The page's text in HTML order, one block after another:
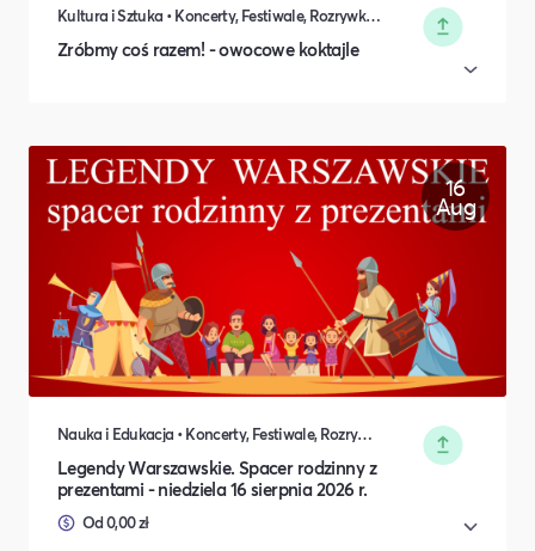
Kultura i Sztuka • Koncerty, Festiwale, Rozrywka • DIY, Majsterkowanie, Hobby • Rodzina i relacje międzyludzkie
Zróbmy coś razem! - owocowe koktajle
16
Aug
Nauka i Edukacja • Koncerty, Festiwale, Rozrywka • Sport • DIY, Majsterkowanie, Hobby
Legendy Warszawskie. Spacer rodzinny z
prezentami - niedziela 16 sierpnia 2026 r.
Od 0,00 zł